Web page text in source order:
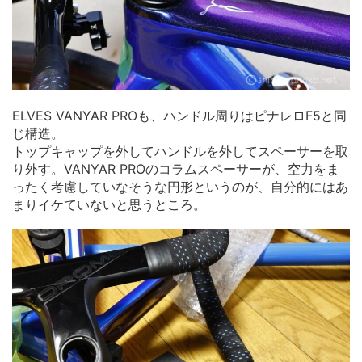
ELVES VANYAR PROも、ハンドル周りはピナレロF5と同
じ構造。
トップキャップを外してハンドルを外してスペーサーを取
り外す。VANYAR PROのコラムスペーサーが、空力をま
ったく考慮していなそうな円形というのが、自分的にはあ
まりイケていないと思うところ。